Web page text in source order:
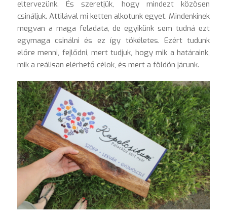
eltervezünk. És szeretjük, hogy mindezt közösen
csináljuk. Attilával mi ketten alkotunk egyet. Mindenkinek
megvan a maga feladata, de egyikünk sem tudná ezt
egymaga csinálni és ez így tökéletes. Ezért tudunk
előre menni, fejlődni, mert tudjuk, hogy mik a határaink,
mik a reálisan elérhető célok, és mert a földön járunk.